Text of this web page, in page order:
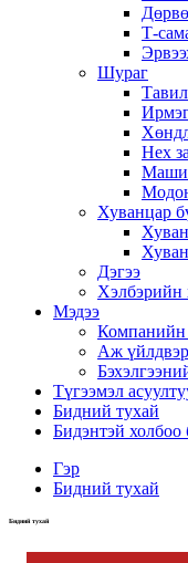
Т-
Шураг
Hex
Хуванцар
Дэгээ
Хэлбэрийн
Мэдээ
Компанийн
Аж
Түгээмэл
Бидний тухай
Бидэнтэй холбоо
Гэр
Бидний тухай
Бидний тухай